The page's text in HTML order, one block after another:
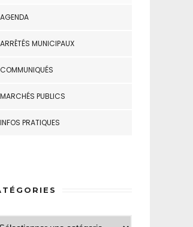
AGENDA
ARRÊTÉS MUNICIPAUX
COMMUNIQUÉS
MARCHÉS PUBLICS
INFOS PRATIQUES